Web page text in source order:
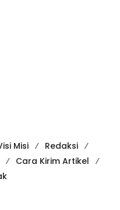
Misi
Redaksi
Cara Kirim Artikel